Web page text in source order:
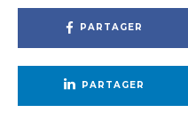
PARTAGER
PARTAGER